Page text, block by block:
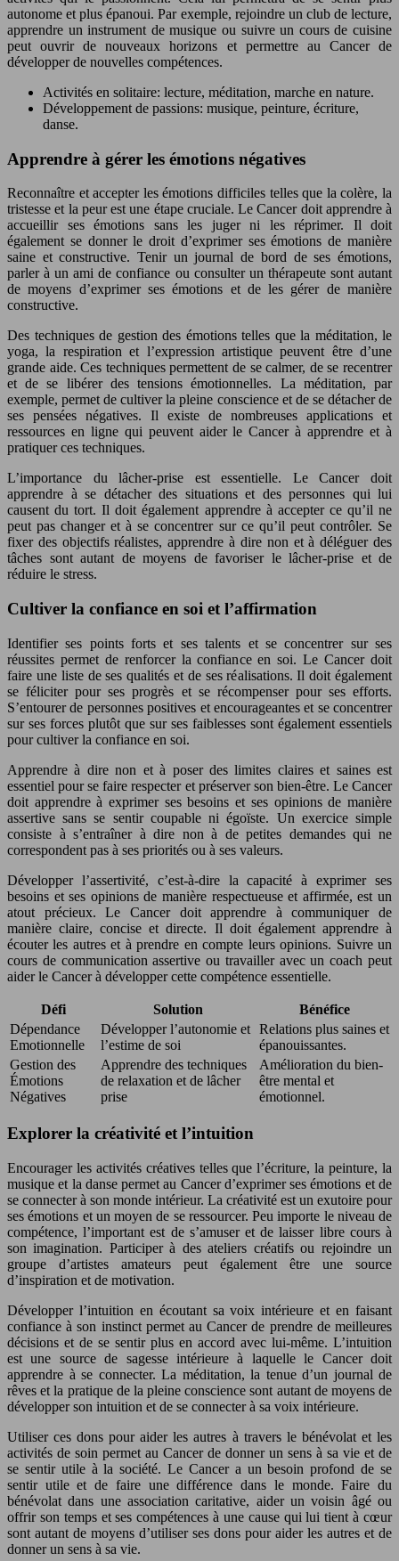
autonome et plus épanoui. Par exemple, rejoindre un club de lecture,
apprendre un instrument de musique ou suivre un cours de cuisine
peut ouvrir de nouveaux horizons et permettre au Cancer de
développer de nouvelles compétences.
Activités en solitaire: lecture, méditation, marche en nature.
Développement de passions: musique, peinture, écriture,
danse.
Apprendre à gérer les émotions négatives
Reconnaître et accepter les émotions difficiles telles que la colère, la
tristesse et la peur est une étape cruciale. Le Cancer doit apprendre à
accueillir ses émotions sans les juger ni les réprimer. Il doit
également se donner le droit d’exprimer ses émotions de manière
saine et constructive. Tenir un journal de bord de ses émotions,
parler à un ami de confiance ou consulter un thérapeute sont autant
de moyens d’exprimer ses émotions et de les gérer de manière
constructive.
Des techniques de gestion des émotions telles que la méditation, le
yoga, la respiration et l’expression artistique peuvent être d’une
grande aide. Ces techniques permettent de se calmer, de se recentrer
et de se libérer des tensions émotionnelles. La méditation, par
exemple, permet de cultiver la pleine conscience et de se détacher de
ses pensées négatives. Il existe de nombreuses applications et
ressources en ligne qui peuvent aider le Cancer à apprendre et à
pratiquer ces techniques.
L’importance du lâcher-prise est essentielle. Le Cancer doit
apprendre à se détacher des situations et des personnes qui lui
causent du tort. Il doit également apprendre à accepter ce qu’il ne
peut pas changer et à se concentrer sur ce qu’il peut contrôler. Se
fixer des objectifs réalistes, apprendre à dire non et à déléguer des
tâches sont autant de moyens de favoriser le lâcher-prise et de
réduire le stress.
Cultiver la confiance en soi et l’affirmation
Identifier ses points forts et ses talents et se concentrer sur ses
réussites permet de renforcer la confiance en soi. Le Cancer doit
faire une liste de ses qualités et de ses réalisations. Il doit également
se féliciter pour ses progrès et se récompenser pour ses efforts.
S’entourer de personnes positives et encourageantes et se concentrer
sur ses forces plutôt que sur ses faiblesses sont également essentiels
pour cultiver la confiance en soi.
Apprendre à dire non et à poser des limites claires et saines est
essentiel pour se faire respecter et préserver son bien-être. Le Cancer
doit apprendre à exprimer ses besoins et ses opinions de manière
assertive sans se sentir coupable ni égoïste. Un exercice simple
consiste à s’entraîner à dire non à de petites demandes qui ne
correspondent pas à ses priorités ou à ses valeurs.
Développer l’assertivité, c’est-à-dire la capacité à exprimer ses
besoins et ses opinions de manière respectueuse et affirmée, est un
atout précieux. Le Cancer doit apprendre à communiquer de
manière claire, concise et directe. Il doit également apprendre à
écouter les autres et à prendre en compte leurs opinions. Suivre un
cours de communication assertive ou travailler avec un coach peut
aider le Cancer à développer cette compétence essentielle.
Défi Solution
Bénéfice
Dépendance
Emotionnelle
Développer l’autonomie et
l’estime de soi
Relations plus saines et
épanouissantes.
Gestion des
Émotions
Négatives
Apprendre des techniques
de relaxation et de lâcher
prise
Amélioration du bien-
être mental et
émotionnel.
Explorer la créativité et l’intuition
Encourager les activités créatives telles que l’écriture, la peinture, la
musique et la danse permet au Cancer d’exprimer ses émotions et de
se connecter à son monde intérieur. La créativité est un exutoire pour
ses émotions et un moyen de se ressourcer. Peu importe le niveau de
compétence, l’important est de s’amuser et de laisser libre cours à
son imagination. Participer à des ateliers créatifs ou rejoindre un
groupe d’artistes amateurs peut également être une source
d’inspiration et de motivation.
Développer l’intuition en écoutant sa voix intérieure et en faisant
confiance à son instinct permet au Cancer de prendre de meilleures
décisions et de se sentir plus en accord avec lui-même. L’intuition
est une source de sagesse intérieure à laquelle le Cancer doit
apprendre à se connecter. La méditation, la tenue d’un journal de
rêves et la pratique de la pleine conscience sont autant de moyens de
développer son intuition et de se connecter à sa voix intérieure.
Utiliser ces dons pour aider les autres à travers le bénévolat et les
activités de soin permet au Cancer de donner un sens à sa vie et de
se sentir utile à la société. Le Cancer a un besoin profond de se
sentir utile et de faire une différence dans le monde. Faire du
bénévolat dans une association caritative, aider un voisin âgé ou
offrir son temps et ses compétences à une cause qui lui tient à cœur
sont autant de moyens d’utiliser ses dons pour aider les autres et de
donner un sens à sa vie.